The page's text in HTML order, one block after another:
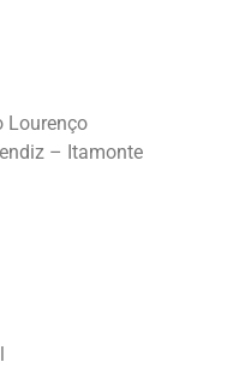
Lourenço
– Itamonte